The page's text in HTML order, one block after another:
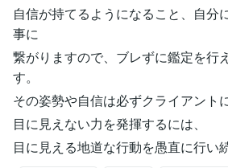
自信が持てるようになること、自分
事に
繋がりますので、ブレずに鑑定を行
す。
その姿勢や自信は必ずクライアント
目に見えない力を発揮するには、
目に見える地道な行動を愚直に行